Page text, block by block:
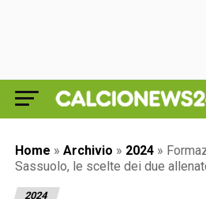
Home » Archivio » 2024 »
Sassuolo, le scelte dei due
2024